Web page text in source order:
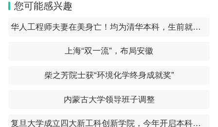
您可能感兴趣
华人工程师夫妻在美身亡！均为清华本科，生前就职于谷歌
上海“双一流”，布局安徽
柴之芳院士获“环境化学终身成就奖”
内蒙古大学领导班子调整
复旦大学成立四大新工科创新学院，今年开启本科招生